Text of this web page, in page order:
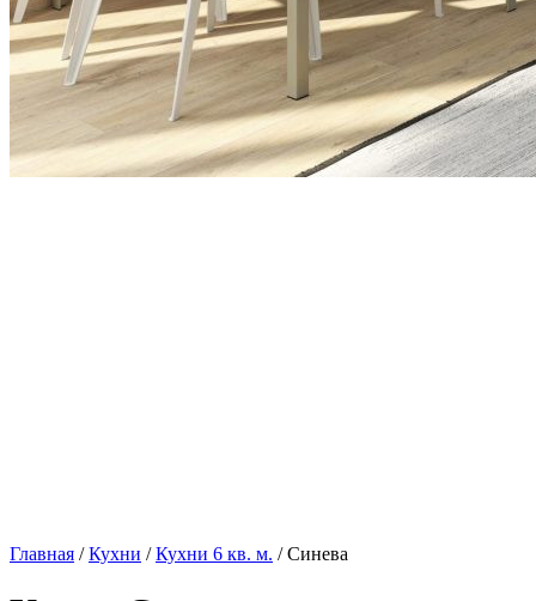
Главная /Кухни /Кухни 6 кв. м. / Синева